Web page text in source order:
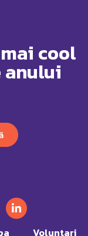
cool
anului
Voluntari